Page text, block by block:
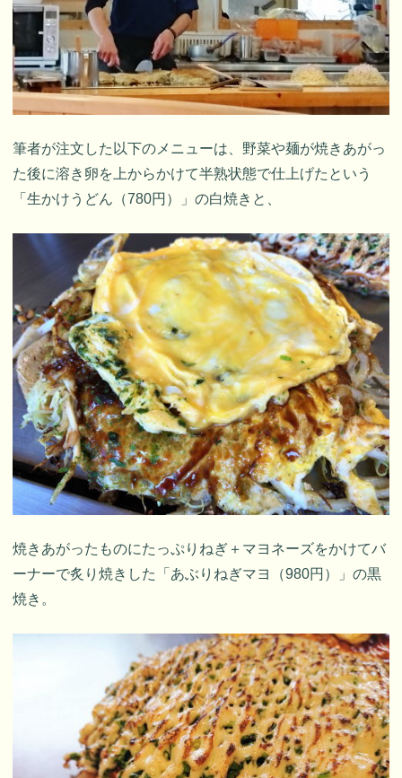
筆者が注文した以下のメニューは、野菜や麺が焼きあがっ
た後に溶き卵を上からかけて半熟状態で仕上げたという
「生かけうどん（780円）」の白焼きと、
焼きあがったものにたっぷりねぎ＋マヨネーズをかけてバ
ーナーで炙り焼きした「あぶりねぎマヨ（980円）」の黒
焼き。